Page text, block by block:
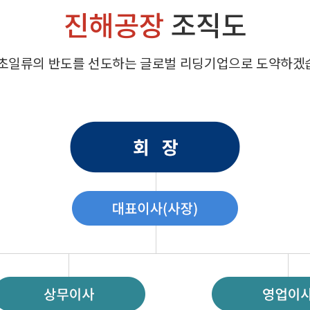
진해공장 조직도
일류의 반도를 선도하는 글로벌 리딩기업으로 도약하겠